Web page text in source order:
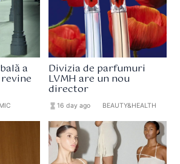
a Divizia de parfumuri
LVMH are un nou
director
hourglass_full 16 day ago BEAUTY&HEALTH